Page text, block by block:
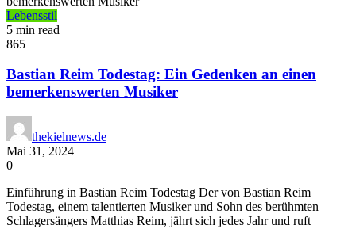
Lebensstil
5 min read
865
Bastian Reim Todestag: Ein Gedenken an einen
bemerkenswerten Musiker
thekielnews.de
Mai 31, 2024
0
Einführung in Bastian Reim Todestag Der von Bastian Reim
Todestag, einem talentierten Musiker und Sohn des berühmten
Schlagersängers Matthias Reim, jährt sich jedes Jahr und ruft